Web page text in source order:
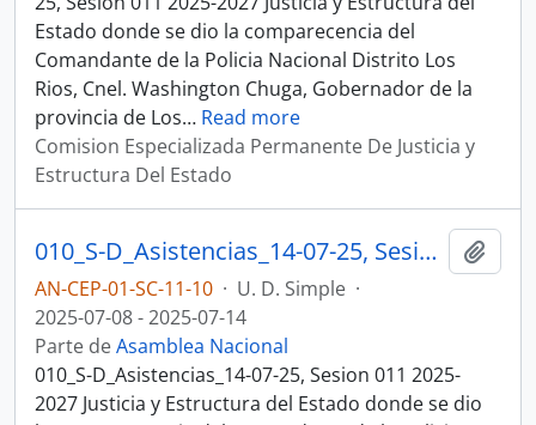
Estado donde se dio la comparecencia del
Comandante de la Policia Nacional Distrito Los
Rios, Cnel. Washington Chuga, Gobernador de la
provincia de Los… Read more
Comision Especializada Permanente De Justicia y
Estructura Del Estado
010_S-D_Asistencias_14-07-25, Sesion 011 Justicia y Estructura del Estado
AN-CEP-01-SC-11-10 · U. D. Simple ·
2025-07-08 - 2025-07-14
Parte deAsamblea Nacional
010_S-D_Asistencias_14-07-25, Sesion 011 2025-
2027 Justicia y Estructura del Estado donde se dio